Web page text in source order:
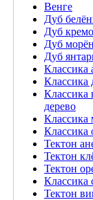
Венге
Дуб
Дуб
Дуб
Дуб
Классика
Классика
Классика
дерево
Классика
Классика
Тектон
Тектон
Тектон
Классика
Тектон